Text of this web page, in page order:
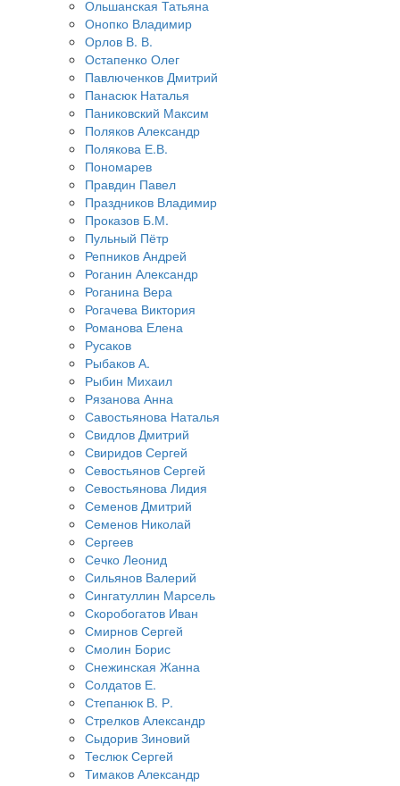
Ольшанская Татьяна
Онопко Владимир
Орлов В. В.
Остапенко Олег
Павлюченков Дмитрий
Панасюк Наталья
Паниковский Максим
Поляков Александр
Полякова Е.В.
Пономарев
Правдин Павел
Праздников Владимир
Проказов Б.М.
Пульный Пётр
Репников Андрей
Роганин Александр
Роганина Вера
Рогачева Виктория
Романова Елена
Русаков
Рыбаков А.
Рыбин Михаил
Рязанова Анна
Савостьянова Наталья
Свидлов Дмитрий
Свиридов Сергей
Севостьянов Сергей
Севостьянова Лидия
Семенов Дмитрий
Семенов Николай
Сергеев
Сечко Леонид
Сильянов Валерий
Сингатуллин Марсель
Скоробогатов Иван
Смирнов Сергей
Смолин Борис
Снежинская Жанна
Солдатов Е.
Степанюк В. Р.
Стрелков Александр
Сыдорив Зиновий
Теслюк Сергей
Тимаков Александр